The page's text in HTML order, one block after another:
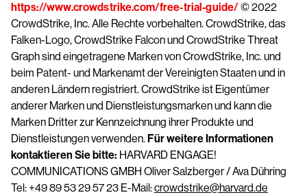
https://www.crowdstrike.com/free-trial-guide/© 2022
CrowdStrike, Inc. Alle Rechte vorbehalten. CrowdStrike, das
Falken-Logo, CrowdStrike Falcon und CrowdStrike Threat
Graph sind eingetragene Marken von CrowdStrike, Inc. und
beim Patent- und Markenamt der Vereinigten Staaten und in
anderen Ländern registriert. CrowdStrike ist Eigentümer
anderer Marken und Dienstleistungsmarken und kann die
Marken Dritter zur Kennzeichnung ihrer Produkte und
Dienstleistungen verwenden.Für weitere Informationen
kontaktieren Sie bitte: HARVARD ENGAGE!
COMMUNICATIONS GMBH Oliver Salzberger / Ava Dühring
Tel: +49 89 53 29 57 23 E-Mail:crowdstrike@harvard.de